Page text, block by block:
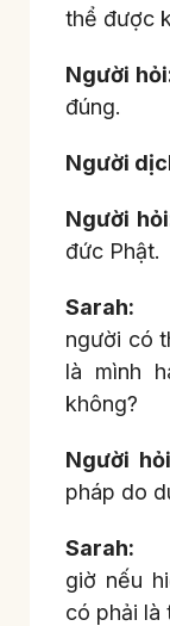
thể được
Người
đúng.
Người
Người
đức Phật.
Sarah:
người có
là mình
không?
Người
pháp do
Sarah:
giờ nếu
có phải là